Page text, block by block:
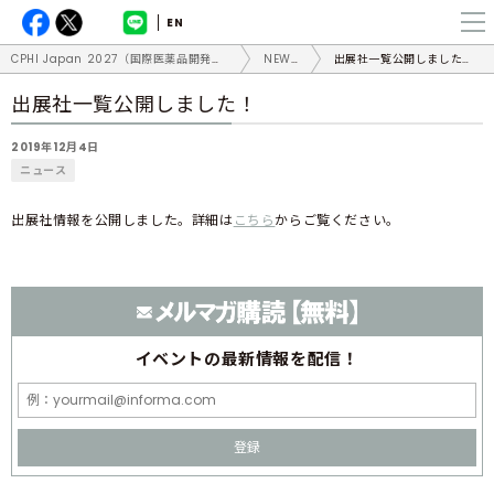
EN
CPHI Japan 2027（国際医薬品開発展） NEWS 出展社一覧公開しました！
出展社一覧公開しました！
2019年12月4日
ニュース
出展社情報を公開しました。詳細はこちらからご覧ください。
イベントの最新情報を配信！
登録